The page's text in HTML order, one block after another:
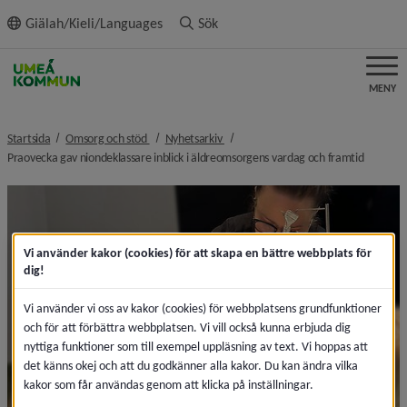
innehållet
Giälah/Kieli/Languages Sök
MENY
Startsida Omsorg och stöd nivå i brödsmulenavigeringen
Nyhetsarkiv nivå i brödsmulenavigeringen
Praovecka gav niondeklassare inblick i äldreomsorgens vardag och framtidnivå i
Vi använder kakor (cookies) för att skapa en bättre webbplats för
dig!
Vi använder vi oss av kakor (cookies) för webbplatsens grundfunktioner
och för att förbättra webbplatsen. Vi vill också kunna erbjuda dig
nyttiga funktioner som till exempel uppläsning av text. Vi hoppas att
det känns okej och att du godkänner alla kakor. Du kan ändra vilka
kakor som får användas genom att klicka på inställningar.